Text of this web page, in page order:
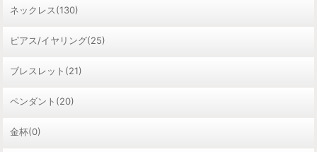
ネックレス(130)
ピアス/イヤリング(25)
ブレスレット(21)
ペンダント(20)
金杯(0)